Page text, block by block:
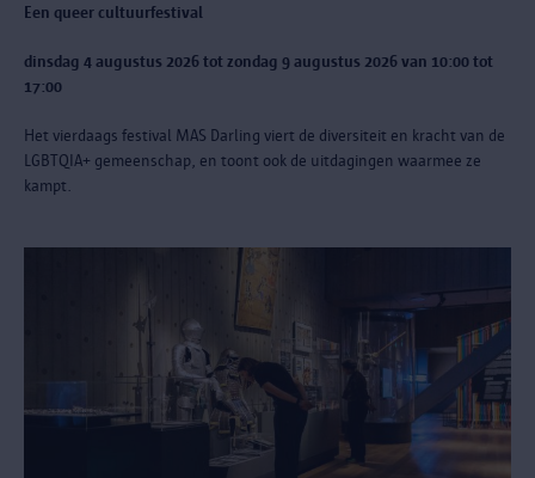
Een queer cultuurfestival
dinsdag 4 augustus 2026 tot zondag 9 augustus 2026 van 10:00 tot
17:00
Het vierdaags festival MAS Darling viert de diversiteit en kracht van de
LGBTQIA+ gemeenschap, en toont ook de uitdagingen waarmee ze
kampt.